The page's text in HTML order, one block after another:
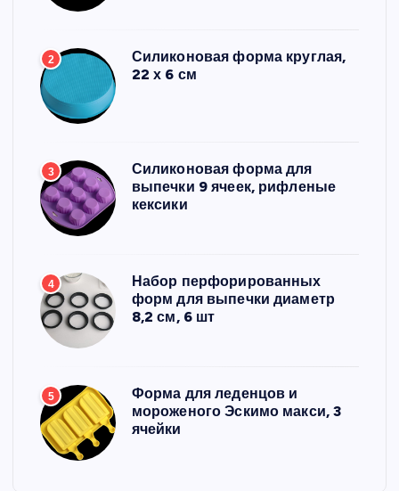
2
Силиконовая форма круглая,
22 х 6 см
3
Силиконовая форма для
выпечки 9 ячеек, рифленые
кексики
4
Набор перфорированных
форм для выпечки диаметр
8,2 см, 6 шт
5
Форма для леденцов и
мороженого Эскимо макси, 3
ячейки